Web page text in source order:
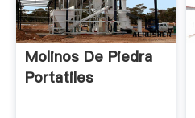
Molinos De Piedra
Portatiles